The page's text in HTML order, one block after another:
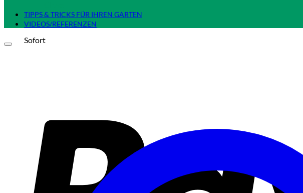
Sofort
TIPPS & TRICKS FÜR IHREN GARTEN
VIDEOS/REFERENZEN